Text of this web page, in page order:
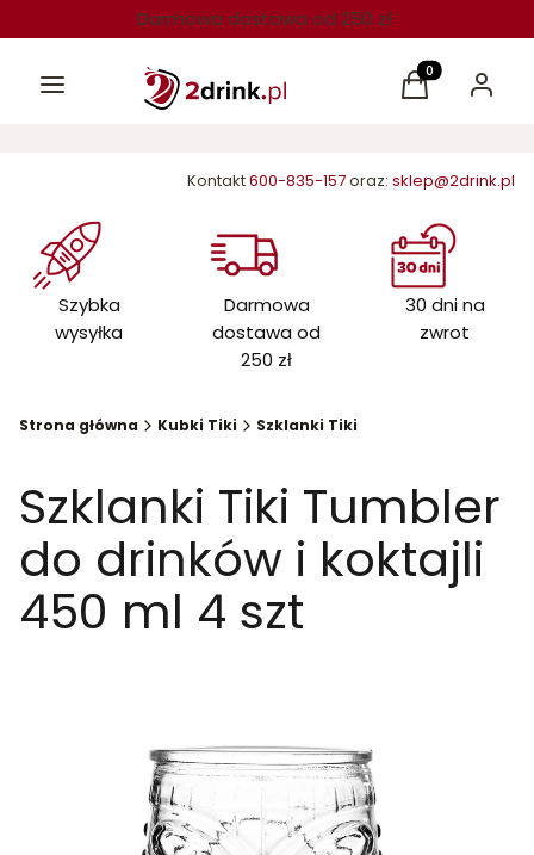
Darmowa dostawa od 250 zł
Menu Produkty w
Koszyk Zaloguj
Kontakt600-835-157oraz: sklep@2drink.pl
Szybka
wysyłka
Darmowa
dostawa od
250 zł
30 dni na
zwrot
Strona główna Kubki Tiki Szklanki Tiki
Szklanki Tiki Tumbler
do drinków i koktajli
450 ml 4 szt